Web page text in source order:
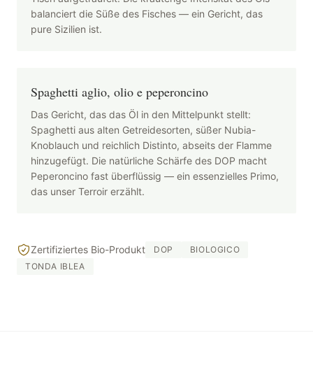
balanciert die Süße des Fisches — ein Gericht, das
pure Sizilien ist.
Spaghetti aglio, olio e peperoncino
Das Gericht, das das Öl in den Mittelpunkt stellt:
Spaghetti aus alten Getreidesorten, süßer Nubia-
Knoblauch und reichlich Distinto, abseits der Flamme
hinzugefügt. Die natürliche Schärfe des DOP macht
Peperoncino fast überflüssig — ein essenzielles Primo,
das unser Terroir erzählt.
Zertifiziertes Bio-Produkt DOP
BIOLOGICO
TONDA IBLEA